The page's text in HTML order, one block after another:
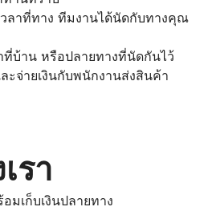
วลาที่ทาง ทีมงานได้นัดกับทางคุณ
ที่บ้าน หรือปลายทางที่นัดกันไว้
ะจ่ายเงินกับพนักงานส่งสินค้า
รา
มเก็บเงินปลายทาง